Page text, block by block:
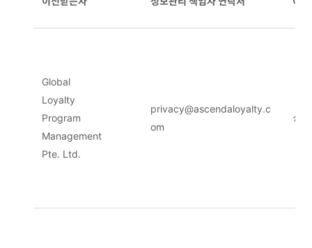
Global
Loyalty
Program
Management
Pte. Ltd.
privacy@ascendaloyalty.c
om
싱